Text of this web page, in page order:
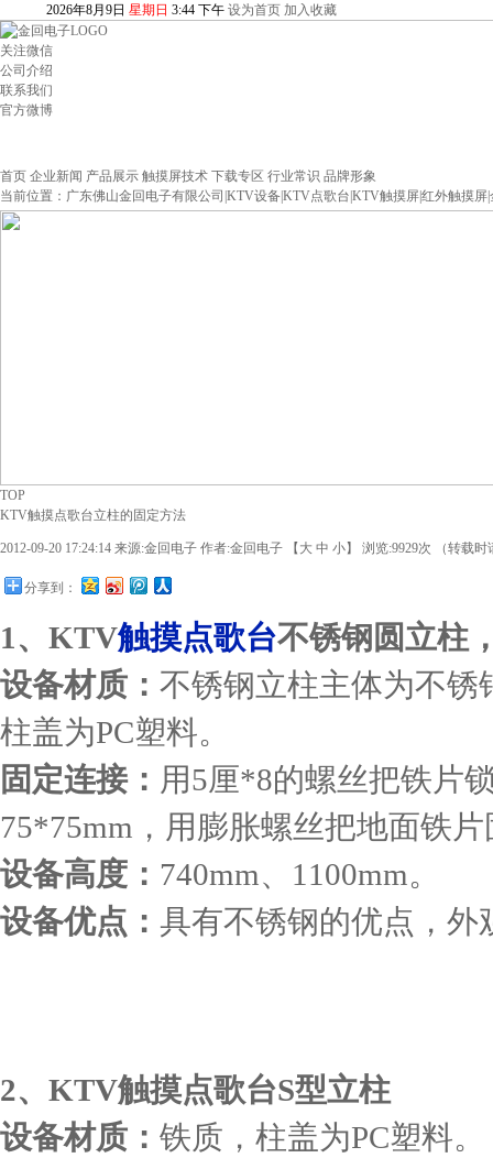
2026年8月 9日 星期日 3:44 下午 设为首页 加入收藏
关注微信
公司介绍
联系我们
官方微博
首页 企业新闻 产品展示 触摸屏技术 下载专区 行业常识 品牌形象
当前位置： 广东佛山金回电子有限公司|KTV设备|KTV点歌台|KTV触摸屏|红外触摸
TOP
KTV触摸点歌台立柱的固定方法
2012-09-20 17:24:14 来源:金回电子 作者:金回电子 【 大 中 小】 浏览:9929次 （转载时
分享到：
1、KTV触摸点歌台不锈钢圆立柱
设备材质： 不锈钢立柱主体为不锈
柱盖为PC塑料。
固定连接： 用5厘*8的螺丝把铁片
75*75mm，用膨胀螺丝把地面铁
设备高度： 740mm、1100mm。
设备优点： 具有不锈钢的优点，外
2、KTV触摸点歌台S型立柱
设备材质： 铁质，柱盖为PC塑料。